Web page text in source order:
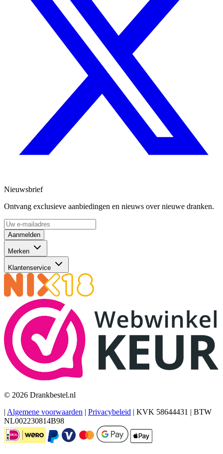
Nieuwsbrief
Ontvang exclusieve aanbiedingen en nieuws over nieuwe dranken.
Aanmelden
Merken
Klantenservice
© 2026 Drankbestel.nl
| Algemene voorwaarden | Privacybeleid | KVK 58644431 | BTW
NL002230814B98